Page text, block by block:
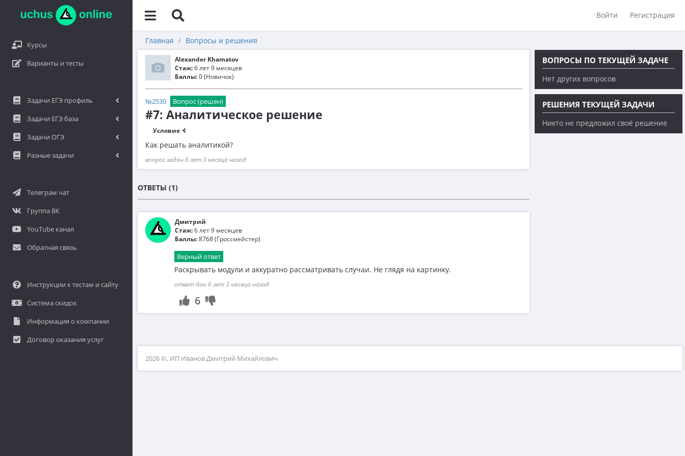
Войти Регистрация
Курсы
Варианты и тесты
Задачи ЕГЭ профиль
Задачи ЕГЭ база
Задачи ОГЭ
Разные задачи
Телеграм чат
Группа ВК
YouTube канал
Обратная связь
Инструкции к тестам и сайту
Система скидок
Информация о компании
Договор оказания услуг
Главная Вопросы и решения
Alexander Khamatov
Стаж:6 лет 9 месяцев
Баллы:0 (Новичок)
№2530 Вопрос (решен)
#7: Аналитическое решение
Условие
Как решать аналитикой?
вопрос задан 6 лет 3 месяца назад
ОТВЕТЫ (1)
Дмитрий
Стаж:6 лет 9 месяцев
Баллы:8768 (Гроссмейстер)
Верный ответ
Раскрывать модули и аккуратно рассматривать случаи. Не глядя на картинку.
ответ дан 6 лет 3 месяца назад
6
ВОПРОСЫ ПО ТЕКУЩЕЙ ЗАДАЧЕ
Нет других вопросов
РЕШЕНИЯ ТЕКУЩЕЙ ЗАДАЧИ
Никто не предложил своё решение
2026 ©, ИП Иванов Дмитрий Михайлович